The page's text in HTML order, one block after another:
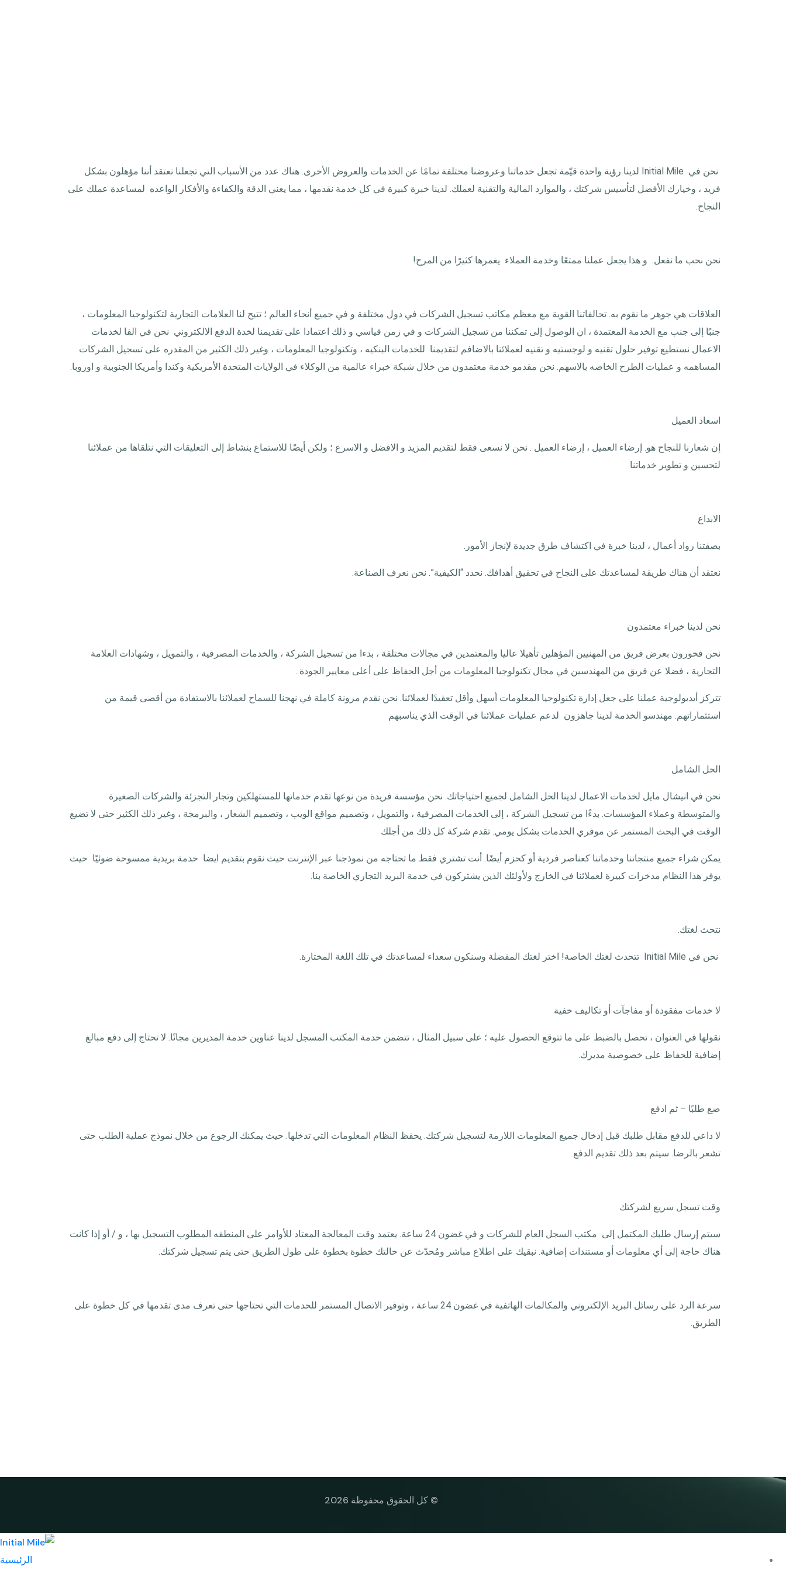
نحن في Initial Mile لدينا رؤية واحدة قيّمة تجعل خدماتنا وعروضنا مختلفة تمامًا عن الخدمات والعروض الأخرى. هناك عدد من الأسباب التي تجعلنا نعتقد أننا مؤهلون بشكل
فريد ، وخيارك الأفضل لتأسيس شركتك ، والموارد المالية والتقنية لعملك. لدينا خبرة كبيرة في كل خدمة نقدمها ، مما يعني الدقة والكفاءة والأفكار الواعده لمساعدة عملك على
النجاح.
نحن نحب ما نفعل. و هذا يجعل عملنا ممتعًا وخدمة العملاء يغمرها كثيرًا من المرح!
العلاقات هي جوهر ما نقوم به. تحالفاتنا القوية مع معظم مكاتب تسجيل الشركات في دول مختلفة و في جميع أنحاء العالم ؛ تتيح لنا العلامات التجارية لتكنولوجيا المعلومات ،
جنبًا إلى جنب مع الخدمة المعتمدة ، ان الوصول إلى تمكننا من تسجيل الشركات و في زمن قياسي و ذلك اعتمادا على تقديمنا لخدة الدفع الالكتروني نحن في الفا لخدمات
الاعمال نستطيع توفير حلول تقنيه و لوجستيه و تقنيه لعملائنا بالاضافم لتقديمنا للخدمات البنكيه ، وتكنولوجيا المعلومات ، وغير ذلك الكثير من المقدره على تسجيل الشركات
المساهمه و عمليات الطرح الخاصه بالاسهم. نحن مقدمو خدمة معتمدون من خلال شبكة خبراء عالمية من الوكلاء في الولايات المتحدة الأمريكية وكندا وأمريكا الجنوبية و اوروبا.
اسعاد العميل
إن شعارنا للنجاح هو. إرضاء العميل ، إرضاء العميل . نحن لا نسعى فقط لتقديم المزيد و الافضل و الاسرع ؛ ولكن أيضًا للاستماع بنشاط إلى التعليقات التي نتلقاها من عملائنا
لتحسين و تطوير خدماتنا
الابداع
بصفتنا رواد أعمال ، لدينا خبرة في اكتشاف طرق جديدة لإنجاز الأمور.
نعتقد أن هناك طريقة لمساعدتك على النجاح في تحقيق أهدافك. نحدد “الكيفية”. نحن نعرف الصناعة.
نحن لدينا خبراء معتمدون
نحن فخورون بعرض فريق من المهنيين المؤهلين تأهيلا عاليا والمعتمدين في مجالات مختلفة ، بدءا من تسجيل الشركة ، والخدمات المصرفية ، والتمويل ، وشهادات العلامة
التجارية ، فضلا عن فريق من المهندسين في مجال تكنولوجيا المعلومات من أجل الحفاظ على أعلى معايير الجودة .
تتركز أيديولوجية عملنا على جعل إدارة تكنولوجيا المعلومات أسهل وأقل تعقيدًا لعملائنا. نحن نقدم مرونة كاملة في نهجنا للسماح لعملائنا بالاستفادة من أقصى قيمة من
استثماراتهم. مهندسو الخدمة لدينا جاهزون لدعم عمليات عملائنا في الوقت الذي يناسبهم
الحل الشامل
نحن في انيشال مايل لخدمات الاعمال لدينا الحل الشامل لجميع احتياجاتك. نحن مؤسسة فريدة من نوعها تقدم خدماتها للمستهلكين وتجار التجزئة والشركات الصغيرة
والمتوسطة وعملاء المؤسسات. بدءًا من تسجيل الشركة ، إلى الخدمات المصرفية ، والتمويل ، وتصميم مواقع الويب ، وتصميم الشعار ، والبرمجة ، وغير ذلك الكثير حتى لا تضيع
الوقت في البحث المستمر عن موفري الخدمات بشكل يومي. تقدم شركة كل ذلك من أجلك
يمكن شراء جميع منتجاتنا وخدماتنا كعناصر فردية أو كحزم أيضًا. أنت تشتري فقط ما تحتاجه من نموذجنا عبر الإنترنت حيث نقوم بتقديم ايضا خدمة بريدية ممسوحة ضوئيًا حيث
يوفر هذا النظام مدخرات كبيرة لعملائنا في الخارج ولأولئك الذين يشتركون في خدمة البريد التجاري الخاصة بنا.
نتحث لغتك.
نحن في Initial Mile تتحدث لغتك الخاصة! اختر لغتك المفضلة وسنكون سعداء لمساعدتك في تلك اللغة المختارة.
لا خدمات مفقودة أو مفاجآت أو تكاليف خفية
نقولها في العنوان ، تحصل بالضبط على ما تتوقع الحصول عليه ؛ على سبيل المثال ، تتضمن خدمة المكتب المسجل لدينا عناوين خدمة المديرين مجانًا. لا تحتاج إلى دفع مبالغ
إضافية للحفاظ على خصوصية مديرك.
ضع طلبًا – ثم ادفع
لا داعي للدفع مقابل طلبك قبل إدخال جميع المعلومات اللازمة لتسجيل شركتك. يحفظ النظام المعلومات التي تدخلها. حيث يمكنك الرجوع من خلال نموذج عملية الطلب حتى
تشعر بالرضا. سيتم بعد ذلك تقديم الدفع
وقت تسجل سريع لشركتك
سيتم إرسال طلبك المكتمل إلى مكتب السجل العام للشركات و في غضون 24 ساعة. يعتمد وقت المعالجة المعتاد للأوامر على المنطقه المطلوب التسجيل بها ، و / أو إذا كانت
هناك حاجة إلى أي معلومات أو مستندات إضافية. نبقيك على اطلاع مباشر ومُحدّث عن حالتك خطوة بخطوة على طول الطريق حتى يتم تسجيل شركتك.
سرعة الرد على رسائل البريد الإلكتروني والمكالمات الهاتفية في غضون 24 ساعة ، وتوفير الاتصال المستمر للخدمات التي تحتاجها حتى تعرف مدى تقدمها في كل خطوة على
الطريق.
© كل الحقوق محفوظة 2026
الرئيسية